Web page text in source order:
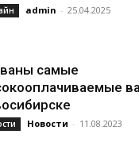
admin - 25.04.2025
самые
Новости - 11.08.2023